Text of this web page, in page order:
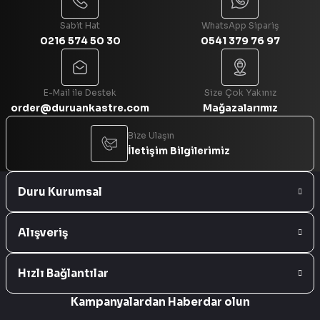
Sabit Hat
0216 574 50 30
WhatsApp Sipariş
0541 379 76 97
E-Mail ile Destek
order@duruankastre.com
Size Çok Yakınız
Mağazalarımız
Bize Ulaşın
İletişim Bilgilerimiz
Duru Kurumsal
Alışveriş
Hızlı Bağlantılar
Kampanyalardan Haberdar olun